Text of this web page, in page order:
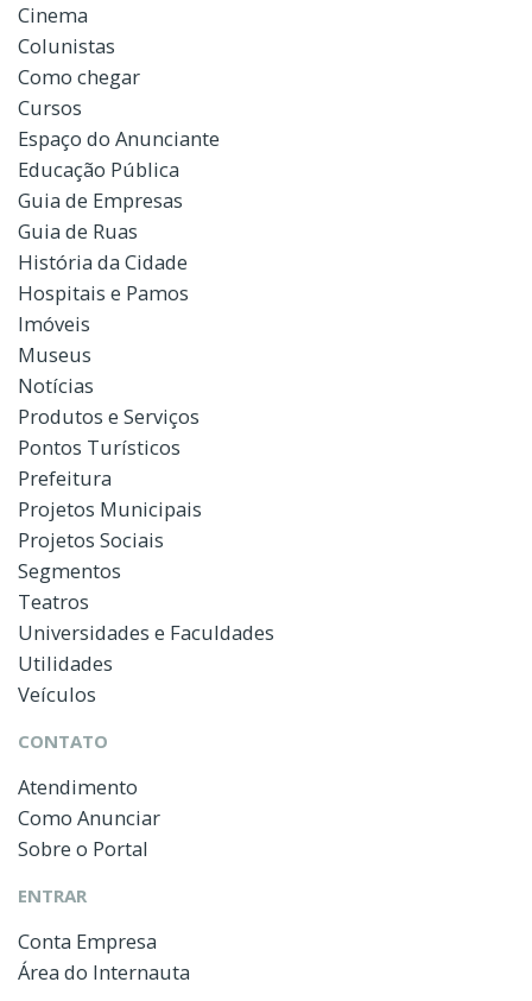
Cinema
Colunistas
Como chegar
Cursos
Espaço do Anunciante
Educação Pública
Guia de Empresas
Guia de Ruas
História da Cidade
Hospitais e Pamos
Imóveis
Museus
Notícias
Produtos e Serviços
Pontos Turísticos
Prefeitura
Projetos Municipais
Projetos Sociais
Segmentos
Teatros
Universidades e Faculdades
Utilidades
Veículos
CONTATO
Atendimento
Como Anunciar
Sobre o Portal
ENTRAR
Conta Empresa
Área do Internauta